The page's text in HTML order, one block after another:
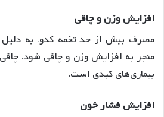
افزایشوزنوچاقی
مصرف بیش از حد تخمه کدو، به دلیل
منجر به افزایش وزن و چاقی شود.
بیماری‌های کبدی است.
افزایشفشارخون